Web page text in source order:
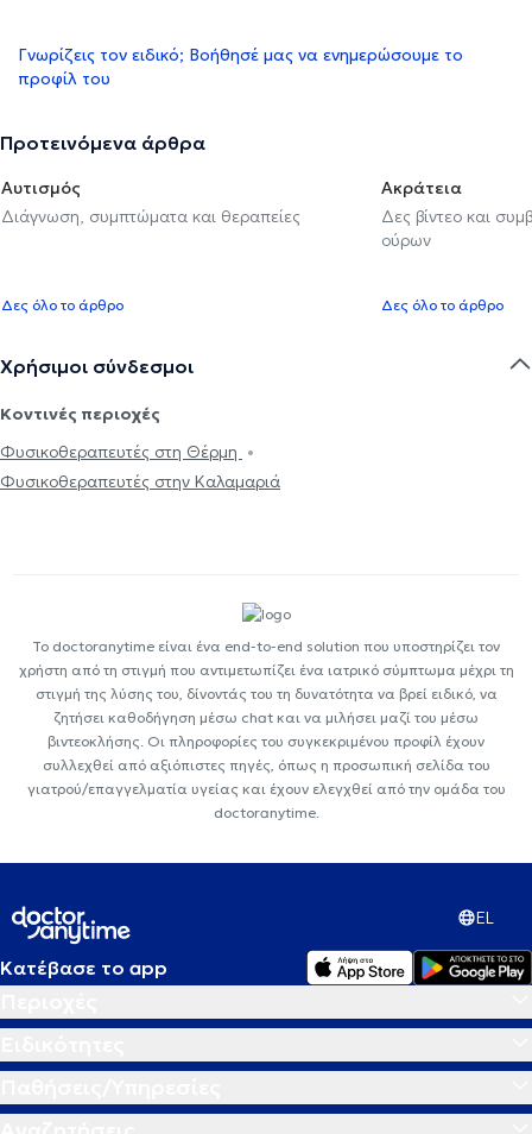
Γνωρίζεις τον ειδικό; Βοήθησέ μας να ενημερώσουμε το
προφίλ του
Προτεινόμενα άρθρα
Αυτισμός
Διάγνωση, συμπτώματα και θεραπείες
Δες όλο το άρθρο
Ακράτεια
Δες βίντεο και
ούρων
Δες όλο το άρθρο
Χρήσιμοι σύνδεσμοι
Κοντινές περιοχές
Φυσικοθεραπευτές στη Θέρμη
Φυσικοθεραπευτές στην Καλαμαριά
Το doctoranytime είναι ένα end-to-end solution που υποστηρίζει τον
χρήστη από τη στιγμή που αντιμετωπίζει ένα ιατρικό σύμπτωμα μέχρι τη
στιγμή της λύσης του, δίνοντάς του τη δυνατότητα να βρεί ειδικό, να
ζητήσει καθοδήγηση μέσω chat και να μιλήσει μαζί του μέσω
βιντεοκλήσης. Οι πληροφορίες του συγκεκριμένου προφίλ έχουν
συλλεχθεί από αξιόπιστες πηγές, όπως η προσωπική σελίδα του
γιατρού/επαγγελματία υγείας και έχουν ελεγχθεί από την ομάδα του
doctoranytime.
EL
Κατέβασε το app